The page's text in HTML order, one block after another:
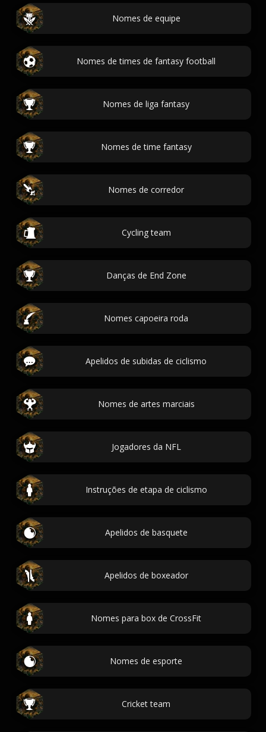
Nomes de equipe
Nomes de times de fantasy football
Nomes de liga fantasy
Nomes de time fantasy
Nomes de corredor
Cycling team
Danças de End Zone
Nomes capoeira roda
Apelidos de subidas de ciclismo
Nomes de artes marciais
Jogadores da NFL
Instruções de etapa de ciclismo
Apelidos de basquete
Apelidos de boxeador
Nomes para box de CrossFit
Nomes de esporte
Cricket team